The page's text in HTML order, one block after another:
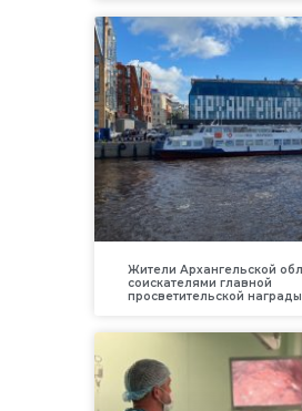
Жители Архангельской
соискателями главной
просветительской